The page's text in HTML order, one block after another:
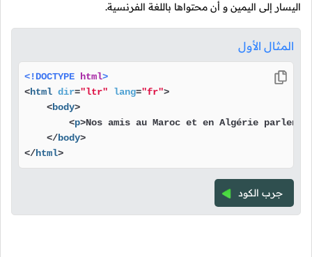
اليسار إلى اليمين و أن محتواها باللغة الفرنسية.
المثال الأول
<!DOCTYPE html>
<html dir="ltr" lang="fr">
<body>
<p>Nos amis au Maroc et en Algérie
</body>
</html>
جرب الكود